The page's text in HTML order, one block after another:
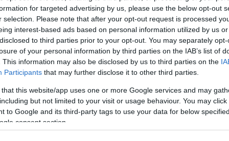
for targeted advertising by us, please use the below opt-out
selection. Please note that after your opt-out request is processed
interest-based ads based on personal information utilized by us
to third parties prior to your opt-out. You may separately
of your personal information by third parties on the IAB’s list of
This information may also be disclosed by us to third parties on the
Participants that may further disclose it to other third parties.
that this website/app uses one or more Google services and may
but not limited to your visit or usage behaviour. You may
to Google and its third-party tags to use your data for below
consent section.
υπουργός Εμπορίου της Ινδίας αναμένεται να
της κυβέρνησης Τραμπ στις ΗΠΑ από
περαιτέρω διαπραγματεύσεις.
ήρθαν εν μέσω αυξανόμενης απογοήτευσης στο
του Αμερικανού προέδρου της κατάπαυσης
και Πακιστάν μετά από τέσσερις ημέρες
να χρησιμοποιεί το εμπόριο ως διαπραγματευτικό
εκεχειρία.